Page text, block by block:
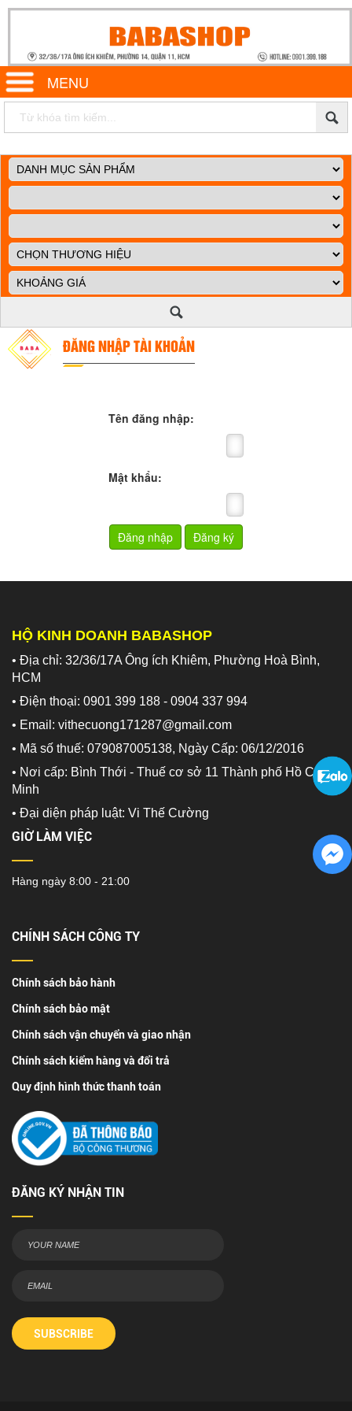
MENU
ĐĂNG NHẬP TÀI KHOẢN
Tên đăng nhập:
Mật khẩu:
HỘ KINH DOANH BABASHOP
• Địa chỉ: 32/36/17A Ông ích Khiêm, Phường Hoà Bình,
HCM
• Điện thoại: 0901 399 188 - 0904 337 994
• Email: vithecuong171287@gmail.com
• Mã số thuế: 079087005138, Ngày Cấp: 06/12/2016
• Nơi cấp: Bình Thới - Thuế cơ sở 11 Thành phố Hồ Chí
Minh
• Đại diện pháp luật: Vi Thế Cường
GIỜ LÀM VIỆC
Hàng ngày 8:00 - 21:00
CHÍNH SÁCH CÔNG TY
Chính sách bảo hành
Chính sách bảo mật
Chính sách vận chuyển và giao nhận
Chính sách kiểm hàng và đổi trả
Quy định hình thức thanh toán
ĐĂNG KÝ NHẬN TIN
SUBSCRIBE